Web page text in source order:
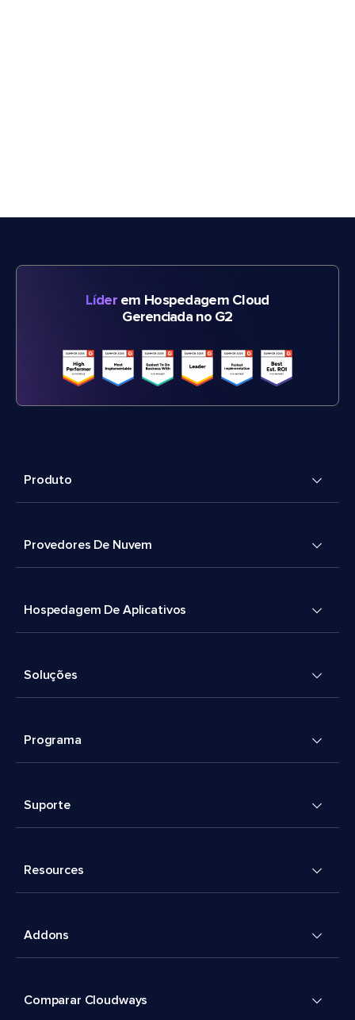
Líderem Hospedagem Cloud
Gerenciada no G2
Produto
Provedores De Nuvem
Hospedagem De Aplicativos
Soluções
Programa
Suporte
Resources
Addons
Comparar Cloudways